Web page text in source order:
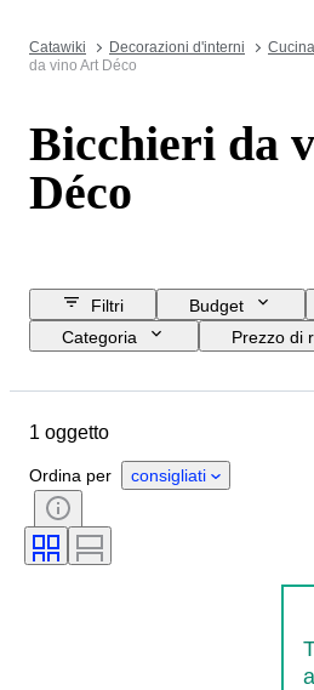
Catawiki Decorazioni d'interni
da vino Art Déco
Bicchieri da
Déco
Filtri Budget
Categoria
Prezzo di
Materiale
Epoca
1 oggetto
Ordina per consigliati